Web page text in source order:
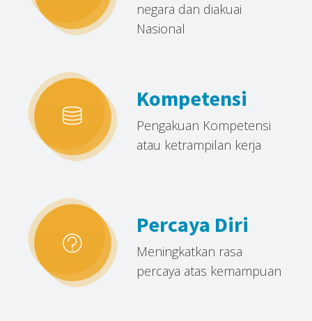
negara dan diakuai
Nasional
Kompetensi
Pengakuan Kompetensi
atau ketrampilan kerja
Percaya Diri
Meningkatkan rasa
percaya atas kemampuan